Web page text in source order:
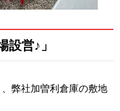
設営♪」
弊社加曽利倉庫の敷地